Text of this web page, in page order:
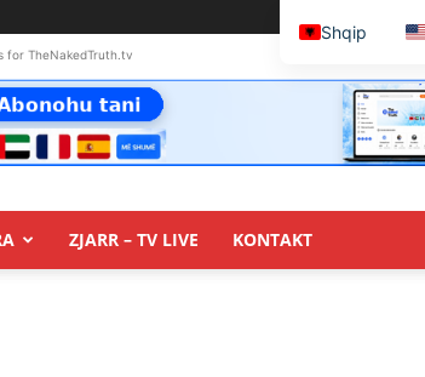
for TheNakedTruth.tv
ZJARR – TV LIVE KONTAKT
Shqip